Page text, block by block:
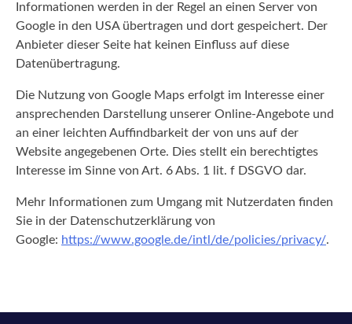
Informationen werden in der Regel an einen Server von
Google in den USA übertragen und dort gespeichert. Der
Anbieter dieser Seite hat keinen Einfluss auf diese
Datenübertragung.
Die Nutzung von Google Maps erfolgt im Interesse einer
ansprechenden Darstellung unserer Online-Angebote und
an einer leichten Auffindbarkeit der von uns auf der
Website angegebenen Orte. Dies stellt ein berechtigtes
Interesse im Sinne von Art. 6 Abs. 1 lit. f DSGVO dar.
Mehr Informationen zum Umgang mit Nutzerdaten finden
Sie in der Datenschutzerklärung von
Google: https://www.google.de/intl/de/policies/privacy/.